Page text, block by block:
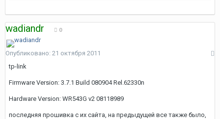
wadiandr 0
Опубликовано: 21 октября 2011
tp-link
Firmware Version: 3.7.1 Build 080904 Rel.62330n
Hardware Version: WR543G v2 08118989
последняя прошивка с их сайта, на предыдущей все также было,